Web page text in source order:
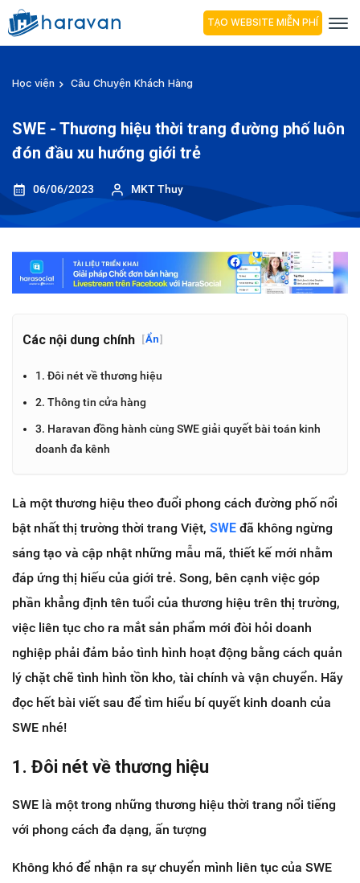
TẠO WEBSITE MIỄN PHÍ
Học viện Câu Chuyện Khách Hàng
SWE - Thương hiệu thời trang đường phố luôn
đón đầu xu hướng giới trẻ
06/06/2023 MKT Thuy
Các nội dung chính [Ẩn]
1. Đôi nét về thương hiệu
2. Thông tin cửa hàng
3. Haravan đồng hành cùng SWE giải quyết bài toán kinh
doanh đa kênh
Là một thương hiệu theo đuổi phong cách đường phố nổi
bật nhất thị trường thời trang Việt, SWE đã không ngừng
sáng tạo và cập nhật những mẫu mã, thiết kế mới nhằm
đáp ứng thị hiếu của giới trẻ. Song, bên cạnh việc góp
phần khẳng định tên tuổi của thương hiệu trên thị trường,
việc liên tục cho ra mắt sản phẩm mới đòi hỏi doanh
nghiệp phải đảm bảo tình hình hoạt động bằng cách quản
lý chặt chẽ tình hình tồn kho, tài chính và vận chuyển. Hãy
đọc hết bài viết sau để tìm hiểu bí quyết kinh doanh của
SWE nhé!
1. Đôi nét về thương hiệu
SWE là một trong những thương hiệu thời trang nổi tiếng
với phong cách đa dạng, ấn tượng
Không khó để nhận ra sự chuyển mình liên tục của SWE